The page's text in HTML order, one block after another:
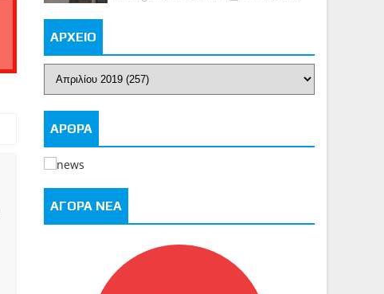
ΑΡΧΕΙΟ
ΑΡΘΡΑ
ΑΓΟΡΑ ΝΕΑ